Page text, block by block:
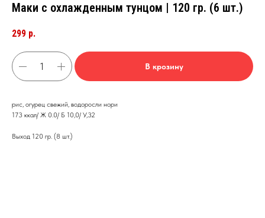
Маки с охлажденным тунцом | 120 гр. (6 шт.)
299 р.
В крозину
рис, огурец свежий, водоросли нори
173 ккал/ Ж 0.0/ Б 10,0/ У,32
Выход 120 гр. (8 шт.)